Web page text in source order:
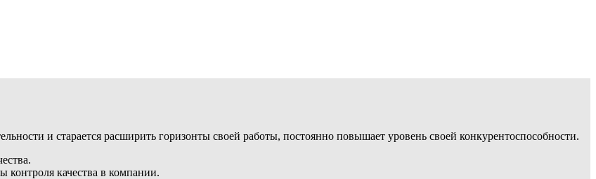
и старается расширить горизонты своей работы, постоянно повышает уровень своей конкурентоспособности.
контроля качества в компании.